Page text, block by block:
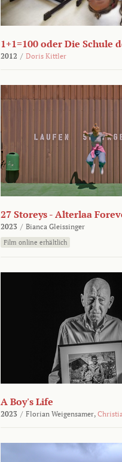
1+1=100 oder Die Schule
2012 / Doris Kittler
27 Storeys - Alterlaa
2023 / Bianca Gleissinger
Film online erhältlich
A Boy's Life
2023 / Florian Weigensamer,